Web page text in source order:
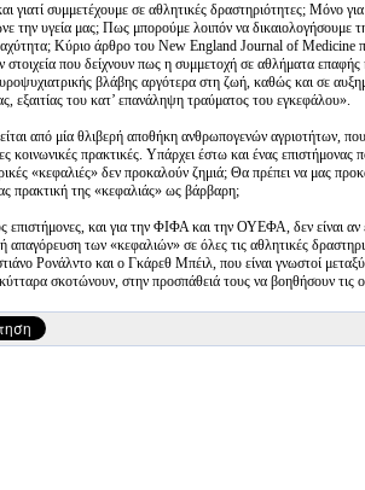
γιατί συμμετέχουμε σε αθλητικές δραστηριότητες; Μόνο
την υγεία μας; Πως μπορούμε λοιπόν να δικαιολογήσουμε
Κύριο άρθρο του New England Journal of Medicine
που δείχνουν πως η συμμετοχή σε αθλήματα
βλάβης αργότερα στη ζωή, καθώς και σε
εξαιτίας του κατ’ επανάληψη τραύματος του εγκεφάλου».
από μία θλιβερή αποθήκη ανθρωπογενών αγριοτήτων,
κοινωνικές πρακτικές. Υπάρχει έστω και ένας επιστήμονας
«κεφαλιές» δεν προκαλούν ζημιά; Θα πρέπει να μας
πρακτική της «κεφαλιάς» ως βάρβαρη;
επιστήμονες, και για την ΦΙΦΑ και την ΟΥΕΦΑ, δεν είναι αν
απαγόρευση των «κεφαλιών» σε όλες τις αθλητικές
Ρονάλντο και ο Γκάρεθ Μπέιλ, που είναι γνωστοί
σκοτώνουν, στην προσπάθειά τους να βοηθήσουν τις